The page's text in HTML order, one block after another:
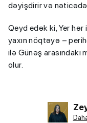
dəyişdirir və
Qeyd edək ki, Yer hər
yaxın nöqtəyə –
ilə Günəş
olur.